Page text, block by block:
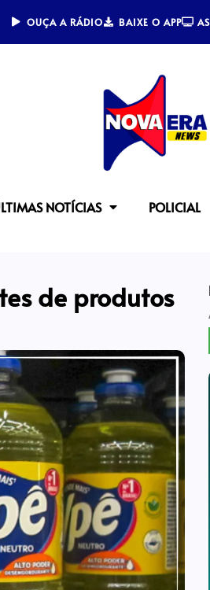
OUÇA A RÁDIO BAIXE O APP
NOTÍCIAS POLICIAL
de produtos